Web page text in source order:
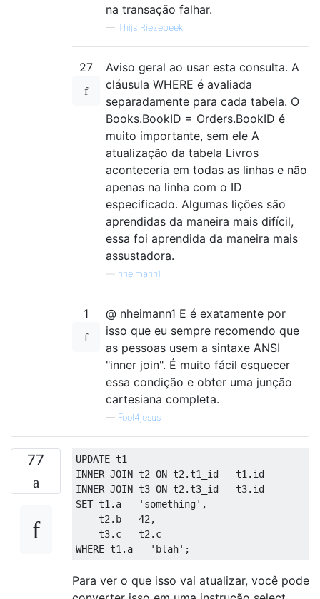
na transação falhar.
— Thijs Riezebeek
27
Aviso geral ao usar esta consulta. A
cláusula WHERE é avaliada
separadamente para cada tabela. O
Books.BookID = Orders.BookID é
muito importante, sem ele A
atualização da tabela Livros
aconteceria em todas as linhas e não
apenas na linha com o ID
especificado. Algumas lições são
aprendidas da maneira mais difícil,
essa foi aprendida da maneira mais
assustadora.
nheimann1
1
@ nheimann1 E é exatamente por
isso que eu sempre recomendo que
as pessoas usem a sintaxe ANSI
"inner join". É muito fácil esquecer
essa condição e obter uma junção
cartesiana completa.
— Fool4jesus
77 UPDATE
INNER JOIN t2 ON t2 .t1_id = t1 .
INNER JOIN t3 ON t2 .t3_id = t3.
SET t1 . a = 'something' ,
    t2
. b = 42 ,
    t3
. c = t2 .
WHERE t1 . a = 'blah' ;
Para ver o que isso vai atualizar, você pode